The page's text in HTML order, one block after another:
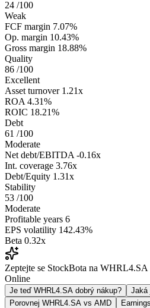
24 /100
Weak
FCF margin 7.07%
Op. margin 10.43%
Gross margin 18.88%
Quality
86 /100
Excellent
Asset turnover 1.21x
ROA 4.31%
ROIC 18.21%
Debt
61 /100
Moderate
Net debt/EBITDA -0.16x
Int. coverage 3.76x
Debt/Equity 1.31x
Stability
53 /100
Moderate
Profitable years 6
EPS volatility 142.43%
Beta 0.32x
Zeptejte se StockBota na WHRL4.SA
Online
Je teď WHRL4.SA dobrý nákup?
Jaká
Porovnej WHRL4.SA vs AMD